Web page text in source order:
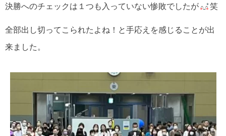
決勝へのチェックは１つも入っていない惨敗でしたが 笑
全部出し切ってこられたよね！と手応えを感じることが出
来ました。